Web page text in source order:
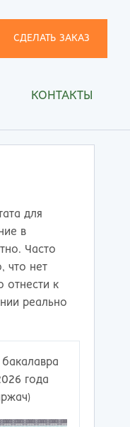
СДЕЛАТЬ ЗАКАЗ
КОНТАКТЫ
для
в
Часто
что нет
отнести к
реально
года